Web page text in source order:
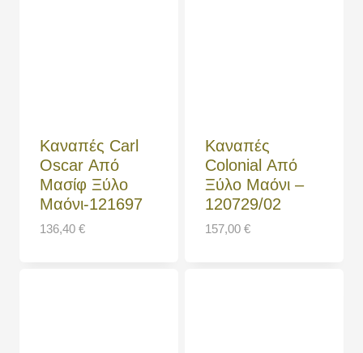
Καναπές Carl
Oscar Από
Μασίφ Ξύλο
Μαόνι-121697
136,40 €
Καναπές
Colonial Από
Ξύλο Μαόνι –
120729/02
157,00 €